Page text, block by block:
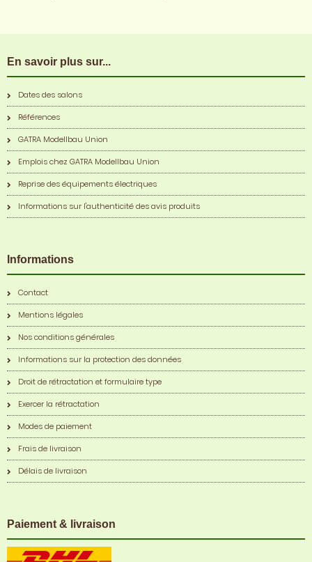
En savoir plus sur...
Dates des salons
Références
GATRA Modellbau Union
Emplois chez GATRA Modellbau Union
Reprise des équipements électriques
Informations sur l'authenticité des avis produits
Informations
Contact
Mentions légales
Nos conditions générales
Informations sur la protection des données
Droit de rétractation et formulaire type
Exercer la rétractation
Modes de paiement
Frais de livraison
Délais de livraison
Paiement & livraison